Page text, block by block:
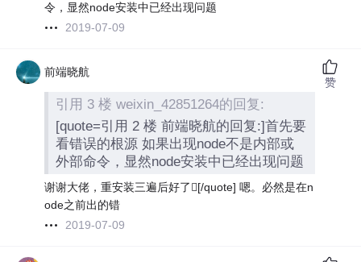
令，显然node安装中已经出现问题
2019-07-09
前端晓航
引用 3 楼 weixin_42851264的回复:
[quote=引用 2 楼 前端晓航的回复:]首先要
看错误的根源 如果出现node不是内部或
外部命令，显然node安装中已经出现问题
谢谢大佬，重安装三遍后好了[/quote] 嗯。必然是在n
ode之前出的错
2019-07-09
赞